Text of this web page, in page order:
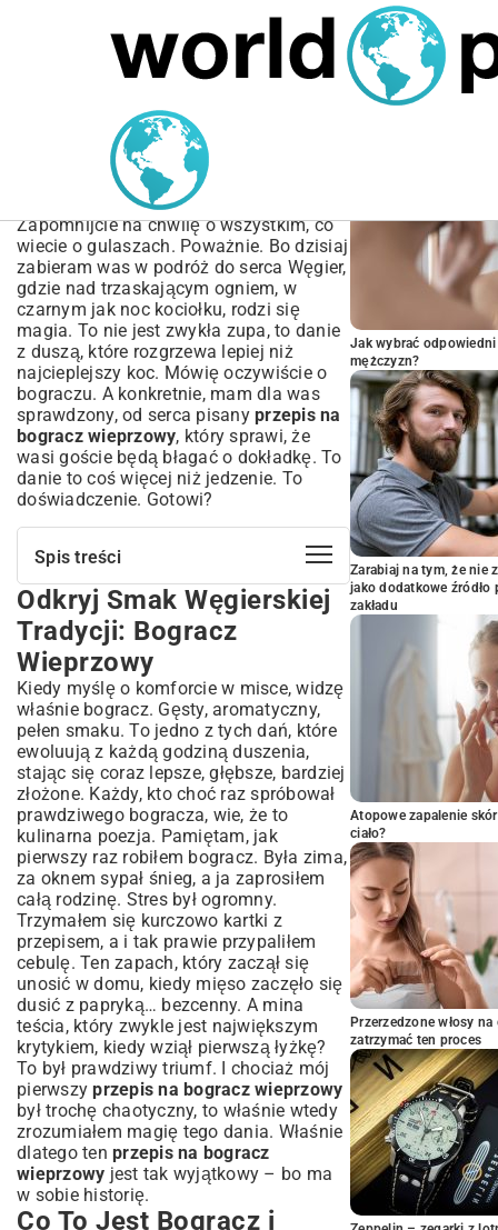
MARIUSZ ŁAMAGA 04.10.2025
Przepis na Bogracz
Wieprzowy – Odkryj Smak
Węgier w Kociołku!
Zapomnijcie na chwilę o wszystkim, co
wiecie o gulaszach. Poważnie. Bo dzisiaj
zabieram was w podróż do serca Węgier,
gdzie nad trzaskającym ogniem, w
czarnym jak noc kociołku, rodzi się
magia. To nie jest zwykła zupa, to danie
z duszą, które rozgrzewa lepiej niż
najcieplejszy koc. Mówię oczywiście o
bograczu. A konkretnie, mam dla was
sprawdzony, od serca pisany przepis na
bogracz wieprzowy, który sprawi, że
wasi goście będą błagać o dokładkę. To
danie to coś więcej niż jedzenie. To
doświadczenie. Gotowi?
Spis treści
Odkryj Smak Węgierskiej Tradycji:
Bogracz Wieprzowy
Co To Jest Bogracz i Dlaczego Warto Go
Przygotować?
Krótka Historia Węgierskiego Gulaszu
Charakterystyczne Cechy Prawdziwego
Bogracza
Niezbędne Składniki na Idealny Bogracz
Wieprzowy
Mięso Wieprzowe – Jakie Wybrać?
Warzywa i Przyprawy – Tajemnica
Głębokiego Smaku
Sekrety Dobrego Wywaru
Przepis Krok po Kroku: Jak Zrobić
Wyśmienity Bogracz Wieprzowy
Przygotowanie Mięsa i Warzyw
Duszenie i Łączenie Smaków
Kiedy Dodać Ziemniaki i Kluski?
Finalne Doprawianie i Konsystencja
Porady Szefa Kuchni i Wariacje na
Temat Bogracza
Jak Wydobyć Maksimum Smaku?
Dodatki, Które Wzbogacą Twoje Danie
Z Czym Podawać Bogracz Wieprzowy?
Tradycyjne Dodatki i Napoje
Podsumowanie: Delektuj Się Domowym
Odkryj Smak Węgierskiej
Tradycji: Bogracz
Wieprzowy
Kiedy myślę o komforcie w misce, widzę
właśnie bogracz. Gęsty, aromatyczny,
pełen smaku. To jedno z tych dań, które
ewoluują z każdą godziną duszenia,
stając się coraz lepsze, głębsze, bardziej
złożone. Każdy, kto choć raz spróbował
prawdziwego bogracza, wie, że to
kulinarna poezja. Pamiętam, jak
pierwszy raz robiłem bogracz. Była zima,
za oknem sypał śnieg, a ja zaprosiłem
całą rodzinę. Stres był ogromny.
Trzymałem się kurczowo kartki z
przepisem, a i tak prawie przypaliłem
cebulę. Ten zapach, który zaczął się
unosić w domu, kiedy mięso zaczęło się
dusić z papryką… bezcenny. A mina
teścia, który zwykle jest największym
krytykiem, kiedy wziął pierwszą łyżkę?
To był prawdziwy triumf. I chociaż mój
pierwszyprzepis na bogracz wieprzowy
był trochę chaotyczny, to właśnie wtedy
zrozumiałem magię tego dania. Właśnie
dlatego ten przepis na bogracz
wieprzowy jest tak wyjątkowy – bo ma
w sobie historię.
Co To Jest Bogracz i
Jak wybrać
mężczyzn?
Zarabiaj na tym, że nie
jako dodatkowe
zakładu
Atopowe zapalenie
ciało?
Przerzedzone włosy
zatrzymać ten proces